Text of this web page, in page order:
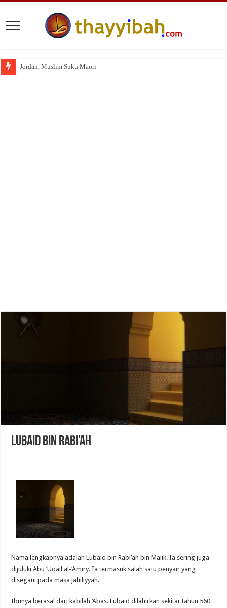
Jordan, Muslim Suku Maori
LUBAID BIN RABI’AH
Nama lengkapnya adalah Lubaid bin Rabi’ah bin Malik. Ia sering juga
dijuluki Abu ‘Uqail al-‘Amiry. Ia termasuk salah satu penyair yang
disegani pada masa jahiliyyah.
Ibunya berasal dari kabilah ‘Abas. Lubaid dilahirkan sekitar tahun 560